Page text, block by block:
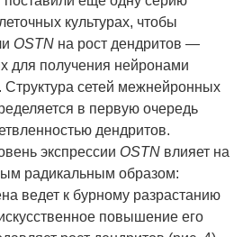
культурах, чтобы
OSTN на рост дендритов —
для получения нейронами
Структура сетей межнейронных
в первую очередь
дендритов.
экспрессии OSTN влияет на
радикальным образом:
ведет к бурному разрастанию
повышение его